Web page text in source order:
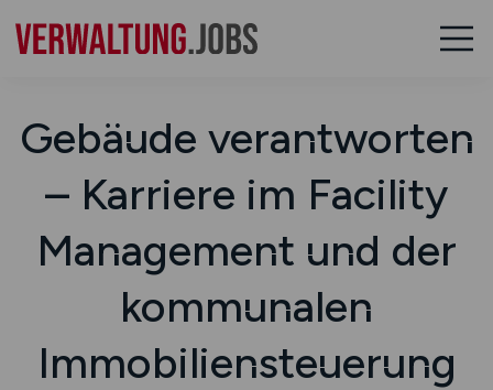
Gebäude verantworten
– Karriere im Facility
Management und der
kommunalen
Immobiliensteuerung